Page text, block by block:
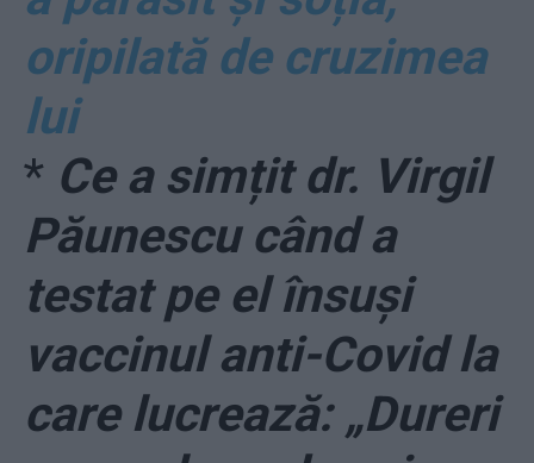
oripilată de cruzimea
lui
* Ce a simțit dr. Virgil
Păunescu când a
testat pe el însuși
vaccinul anti-Covid la
care lucrează: „Dureri